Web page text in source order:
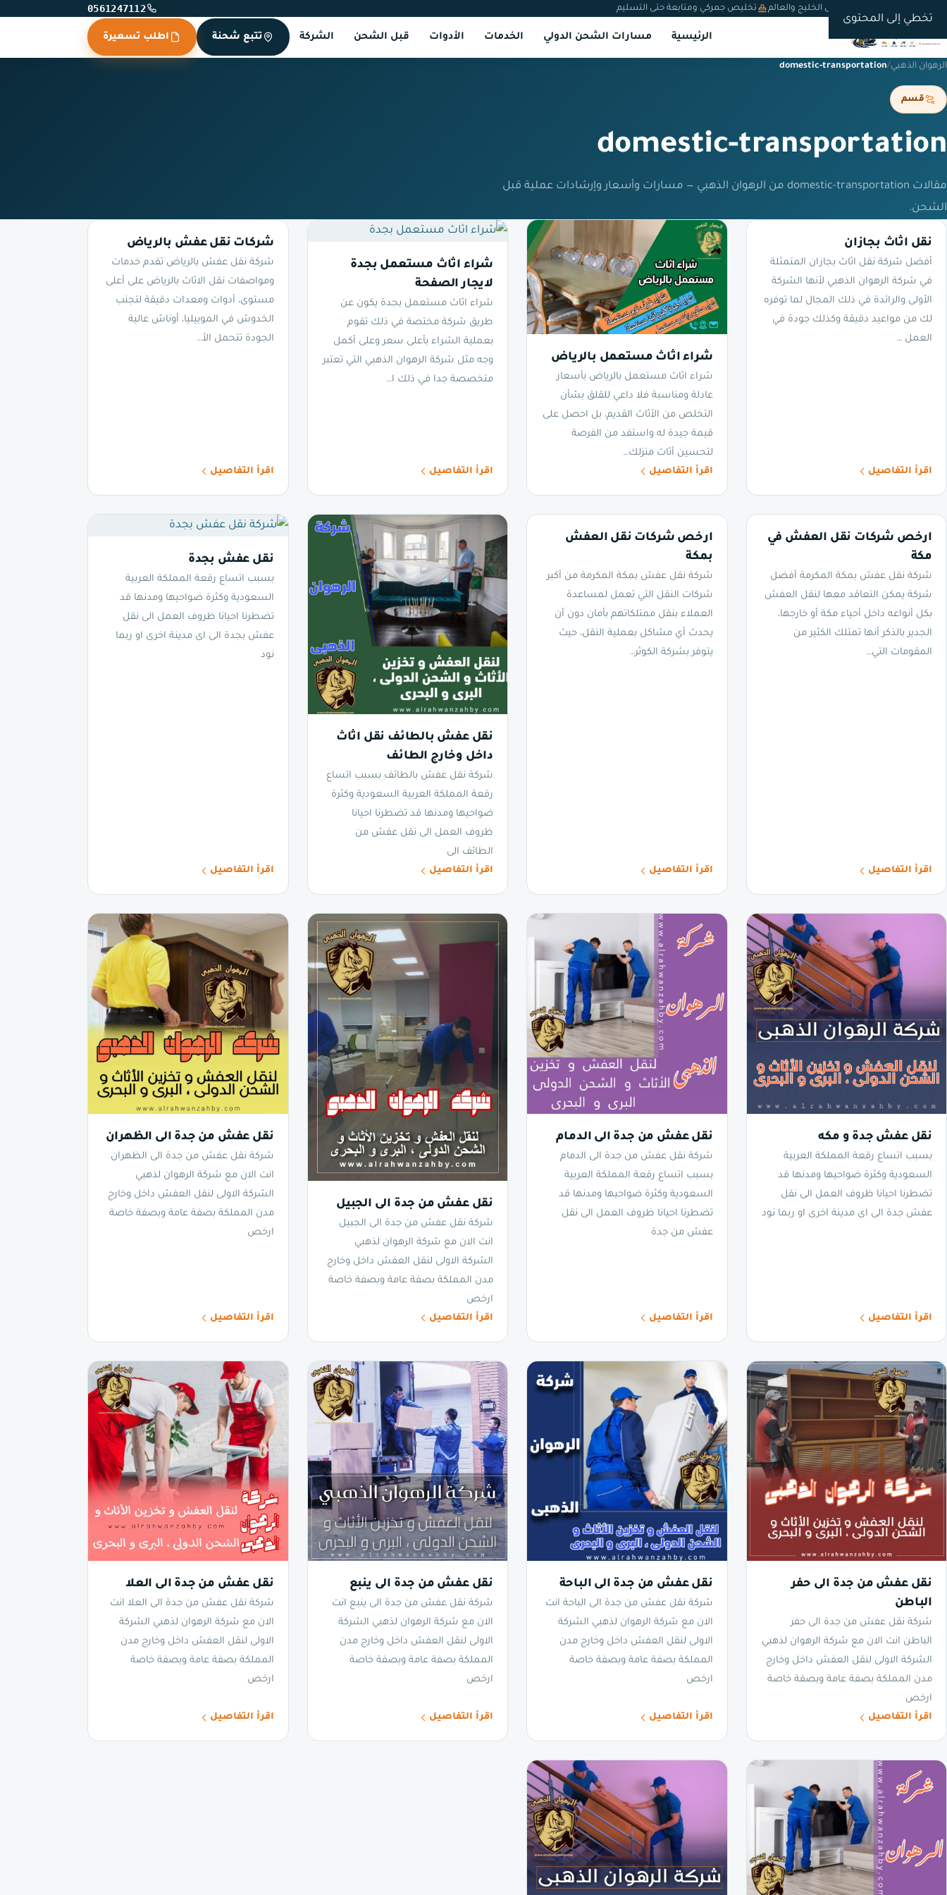
تخطي إلى المحتوى
شحن دولي من السعودية إلى الخليج والعالم تخليص جمركي ومتابعة حتى التسليم 0561247112
الرئيسية مسارات الشحن الدولي الخدمات الأدوات قبل الشحن الشركة تتبع شحنة اطلب تسعيرة
الرهوان الذهبي/
domestic-transportation
قسم
domestic-transportation
مقالات domestic-transportation من الرهوان الذهبي — مسارات وأسعار وإرشادات عملية قبل
الشحن.
نقل اثاث بجازان
أفضل شركة نقل اثاث بجازان المتمثلة
في شركة الرهوان الذهبي لأنها الشركة
الأولى والرائدة في ذلك المجال لما توفره
لك من مواعيد دقيقة وكذلك جودة في
العمل …
اقرأ التفاصيل
شراء اثاث مستعمل بالرياض
شراء اثاث مستعمل بالرياض بأسعار
عادلة ومناسبة فلا داعي للقلق بشأن
التخلص من الأثاث القديم، بل احصل على
قيمة جيدة له واستفد من الفرصة
لتحسين أثاث منزلك…
اقرأ التفاصيل
شراء اثاث مستعمل بجدة
لايجار الصفحة
شراء اثاث مستعمل بجدة يكون عن
طريق شركة مختصة في ذلك تقوم
بعملية الشراء بأعلى سعر وعلى أكمل
وجه مثل شركة الرهوان الذهبي التي تعتبر
متخصصة جدا في ذلك ا…
اقرأ التفاصيل
شركات نقل عفش بالرياض
شركة نقل عفش بالرياض تقدم خدمات
ومواصفات نقل الاثاث بالرياض على أعلى
مستوى، أدوات ومعدات دقيقة لتجنب
الخدوش في الموبيليا، أوناش عالية
الجودة تتحمل الأ…
اقرأ التفاصيل
ارخص شركات نقل العفش في
مكة
شركة نقل عفش بمكة المكرمة أفضل
شركة يمكن التعاقد معها لنقل العفش
بكل أنواعه داخل أحياء مكة أو خارجها،
الجدير بالذكر أنها تمتلك الكثير من
المقومات التي…
اقرأ التفاصيل
ارخص شركات نقل العفش
بمكة
شركة نقل عفش بمكة المكرمة من أكبر
شركات النقل التي تعمل لمساعدة
العملاء بنقل ممتلكاتهم بأمان دون أن
يحدث أي مشاكل بعملية النقل، حيث
يتوفر بشركة الكوثر…
اقرأ التفاصيل
نقل عفش بالطائف نقل اثاث
داخل وخارج الطائف
شركة نقل عفش بالطائف بسبب اتساع
رقعة المملكة العربية السعودية وكثرة
ضواحيها ومدنها قد تضطرنا احيانا
ظروف العمل الى نقل عفش من
الطائف الى
اقرأ التفاصيل
نقل عفش بجدة
بسبب اتساع رقعة المملكة العربية
السعودية وكثرة ضواحيها ومدنها قد
تضطرنا احيانا ظروف العمل الى نقل
عفش بجدة الى اى مدينة اخرى او ربما
نود
اقرأ التفاصيل
نقل عفش جدة و مكه
بسبب اتساع رقعة المملكة العربية
السعودية وكثرة ضواحيها ومدنها قد
تضطرنا احيانا ظروف العمل الى نقل
عفش جدة الى اى مدينة اخرى او ربما نود
اقرأ التفاصيل
نقل عفش من جدة الى الدمام
شركة نقل عفش من جدة الى الدمام
بسبب اتساع رقعة المملكة العربية
السعودية وكثرة ضواحيها ومدنها قد
تضطرنا احيانا ظروف العمل الى نقل
عفش من جدة
اقرأ التفاصيل
نقل عفش من جدة الى الجبيل
شركة نقل عفش من جدة الى الجبيل
انت الان مع شركة الرهوان لذهبي
الشركة الاولى لنقل العفش داخل وخارج
مدن المملكة بصفة عامة وبصفة خاصة
ارخص
اقرأ التفاصيل
نقل عفش من جدة الى الظهران
شركة نقل عفش من جدة الى الظهران
انت الان مع شركة الرهوان لذهبي
الشركة الاولى لنقل العفش داخل وخارج
مدن المملكة بصفة عامة وبصفة خاصة
ارخص
اقرأ التفاصيل
نقل عفش من جدة الى حفر
الباطن
شركة نقل عفش من جدة الى حفر
الباطن انت الان مع شركة الرهوان لذهبي
الشركة الاولى لنقل العفش داخل وخارج
مدن المملكة بصفة عامة وبصفة خاصة
ارخص
اقرأ التفاصيل
نقل عفش من جدة الى الباحة
شركة نقل عفش من جدة الى الباحة انت
الان مع شركة الرهوان لذهبي الشركة
الاولى لنقل العفش داخل وخارج مدن
المملكة بصفة عامة وبصفة خاصة
ارخص
اقرأ التفاصيل
نقل عفش من جدة الى ينبع
شركة نقل عفش من جدة الى ينبع انت
الان مع شركة الرهوان لذهبي الشركة
الاولى لنقل العفش داخل وخارج مدن
المملكة بصفة عامة وبصفة خاصة
ارخص
اقرأ التفاصيل
نقل عفش من جدة الى العلا
شركة نقل عفش من جدة الى العلا انت
الان مع شركة الرهوان لذهبي الشركة
الاولى لنقل العفش داخل وخارج مدن
المملكة بصفة عامة وبصفة خاصة
ارخص
اقرأ التفاصيل